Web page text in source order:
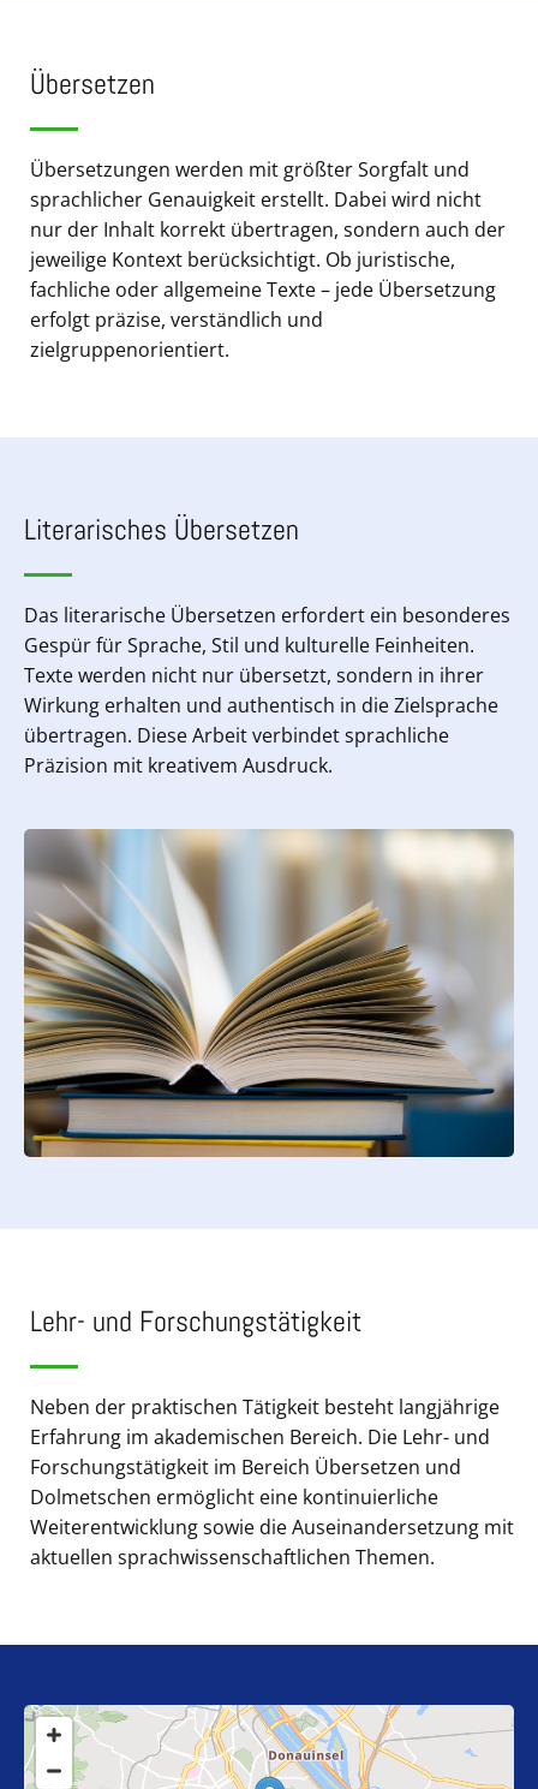
Übersetzen
Übersetzungen werden mit größter Sorgfalt und
sprachlicher Genauigkeit erstellt. Dabei wird nicht
nur der Inhalt korrekt übertragen, sondern auch der
jeweilige Kontext berücksichtigt. Ob juristische,
fachliche oder allgemeine Texte – jede Übersetzung
erfolgt präzise, verständlich und
zielgruppenorientiert.
Literarisches Übersetzen
Das literarische Übersetzen erfordert ein besonderes
Gespür für Sprache, Stil und kulturelle Feinheiten.
Texte werden nicht nur übersetzt, sondern in ihrer
Wirkung erhalten und authentisch in die Zielsprache
übertragen. Diese Arbeit verbindet sprachliche
Präzision mit kreativem Ausdruck.
Lehr- und Forschungstätigkeit
Neben der praktischen Tätigkeit besteht langjährige
Erfahrung im akademischen Bereich. Die Lehr- und
Forschungstätigkeit im Bereich Übersetzen und
Dolmetschen ermöglicht eine kontinuierliche
Weiterentwicklung sowie die Auseinandersetzung mit
aktuellen sprachwissenschaftlichen Themen.